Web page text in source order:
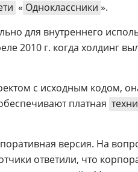
« Одноклассники ».
для внутреннего
2010 г. когда холдинг
с исходным кодом,
платная
версия. На
ответили, что